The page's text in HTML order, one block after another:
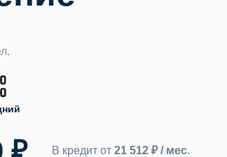
₽ В кредит от21 512 ₽ / мес.